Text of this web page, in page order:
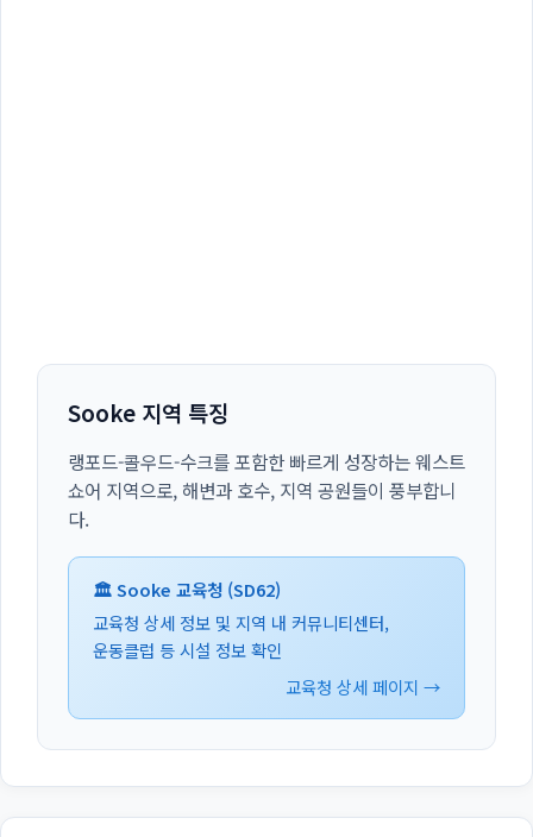
Sooke 지역 특징
랭포드-콜우드-수크를 포함한 빠르게 성장하는 웨스트
쇼어 지역으로, 해변과 호수, 지역 공원들이 풍부합니
다.
🏛️ Sooke 교육청 (SD62)
교육청 상세 정보 및 지역 내 커뮤니티센터,
운동클럽 등 시설 정보 확인
교육청 상세 페이지 →